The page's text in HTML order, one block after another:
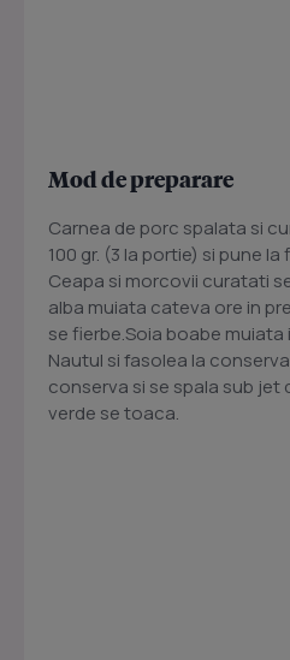
Mod de preparare
Carnea de porc spalata si
100 gr. (3 la portie) si pune
Ceapa si morcovii curatati
alba muiata cateva ore in
se fierbe.Soia boabe muiata
Nautul si fasolea la
conserva si se spala sub jet
verde se toaca.